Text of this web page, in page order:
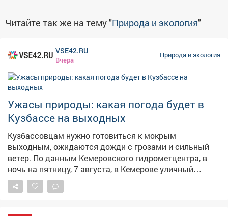
Читайте так же на тему "Природа и экология"
VSE42.RU
Вчера
Природа и экология
Ужасы природы: какая погода будет в
Кузбассе на выходных
Кузбассовцам нужно готовиться к мокрым
выходным, ожидаются дожди с грозами и сильный
ветер. По данным Кемеровского гидрометцентра, в
ночь на пятницу, 7 августа, в Кемерове уличный
градусник покажет+15,+17°C, пройдут
кратковременные дожди. Днём потеплеет до+24,+26°C,
целом по региону ночью+13,+18°C, днём+22,+27°C. При